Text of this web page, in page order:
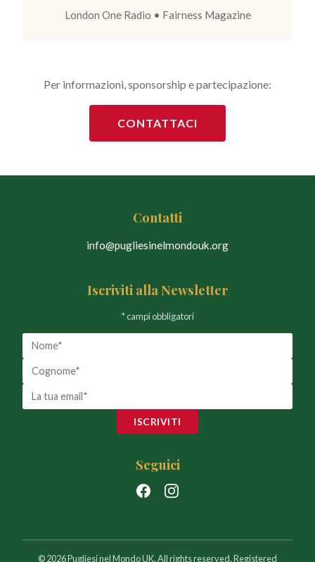
London One Radio • Fairness Magazine
Per informazioni, sponsorship e partecipazione:
CONTATTACI
Contatti
info@pugliesinelmondouk.org
Iscriviti alla Newsletter
* campi obbligatori
ISCRIVITI
Seguici
© 2026 Pugliesi nel Mondo UK. All rights reserved. Registered